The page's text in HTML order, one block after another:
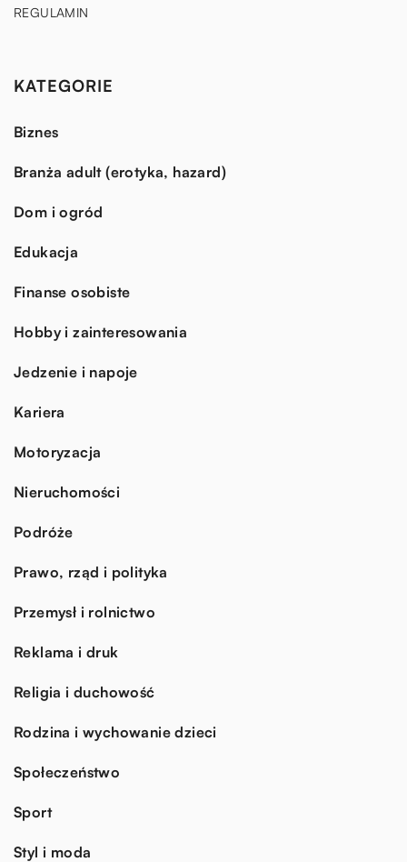
REGULAMIN
KATEGORIE
Biznes
Branża adult (erotyka, hazard)
Dom i ogród
Edukacja
Finanse osobiste
Hobby i zainteresowania
Jedzenie i napoje
Kariera
Motoryzacja
Nieruchomości
Podróże
Prawo, rząd i polityka
Przemysł i rolnictwo
Reklama i druk
Religia i duchowość
Rodzina i wychowanie dzieci
Społeczeństwo
Sport
Styl i moda